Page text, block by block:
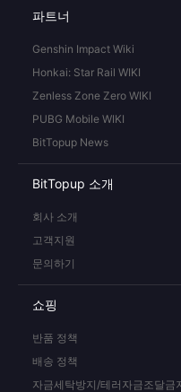
파트너
Genshin Impact Wiki
Honkai: Star Rail WIKI
Zenless Zone Zero WIKI
PUBG Mobile WIKI
BitTopup News
BitTopup 소개
회사 소개
고객지원
문의하기
쇼핑
반품 정책
배송 정책
자금세탁방지/테러자금조달금